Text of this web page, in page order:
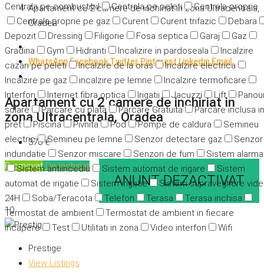
Centrala pe combustibil
Centrala pe peleti
Centrala proprie
Centrala proprie pe gaz
Curent Curent trifazic
Debara
Depozit
Dressing Filigorie Fosa septica Garaj
Gaz
Gradina
Gym Hidranti Incalizire in pardoseala
Incalzire
cazan pe peleti
Incalzire de la oras
Incalzire electrica
Incalzire pe gaz
incalzire pe lemne
Incalzire termoficare
Interfon
Internet fibra optica Irigatii Jacuzzi Lift
solare
Parcare cu plata Parcare Gratuita
Parcare inclusa in
pret
Piscina Pivnita Pod Pompe de caldura
Semineu
electric
Semineu pe lemne Senzor detectare gaz
Senzor
indundatie
Senzor miscare Senzori de fum
Sistem alarma
Sistem antiincediu
Sistem automat de irigare
Sistem
automat de irigatie
Sistem irigatie
Sistem supraveghere
24H
Soba/Teracota Telefon Terasa
Terasa inchisa
Termostat de ambient
Termostat de ambient in fiecare
incapere
Test Utilitati in zona Video interfon Wifi
Apartament cu 2 camere de inchiriat in zona Ultracentrala,
Oradea
WhatsAppFacebook Twitter Pinterest Linkedin Email
Apartament cu 2 camere de inchiriat in
zona Ultracentrala, Oradea
370 €
PromovatDe închiriat
ANUNT DEZACTIVAT
10
Prestige
View Listings